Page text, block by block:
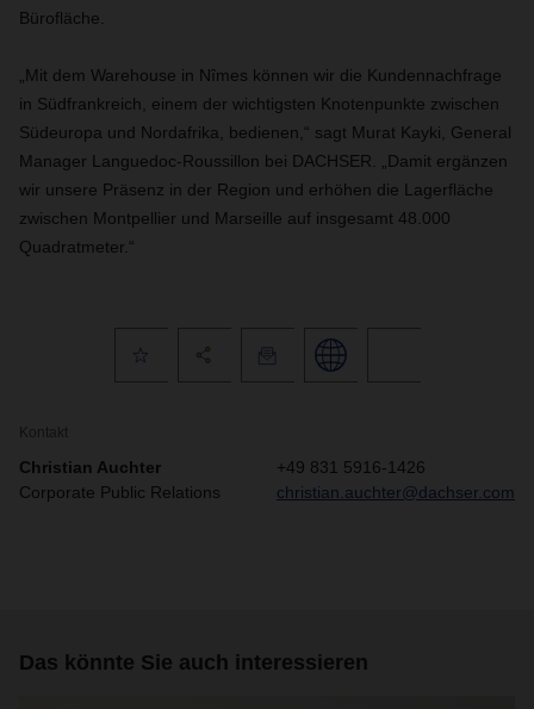
Bürofläche.
„Mit dem Warehouse in Nîmes können wir die Kundennachfrage
in Südfrankreich, einem der wichtigsten Knotenpunkte zwischen
Südeuropa und Nordafrika, bedienen,“ sagt Murat Kayki, General
Manager Languedoc-Roussillon bei DACHSER. „Damit ergänzen
wir unsere Präsenz in der Region und erhöhen die Lagerfläche
zwischen Montpellier und Marseille auf insgesamt 48.000
Quadratmeter.“
Kontakt
Christian Auchter
Corporate Public Relations
+49 831 5916-1426
christian.auchter@dachser.com
Das könnte Sie auch interessieren